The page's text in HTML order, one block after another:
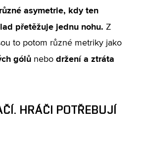
asymetrie, kdy ten
přetěžuje jednu nohu. Z
to potom různé metriky jako
gólů nebo držení a ztráta
HRÁČI POTŘEBUJÍ